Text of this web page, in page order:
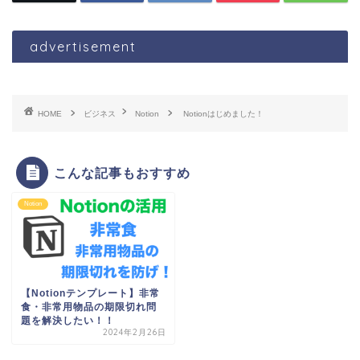
advertisement
HOME ビジネス Notion Notionはじめました！
こんな記事もおすすめ
Notion
【Notionテンプレート】非常
食・非常用物品の期限切れ問
題を解決したい！！
2024年2月26日